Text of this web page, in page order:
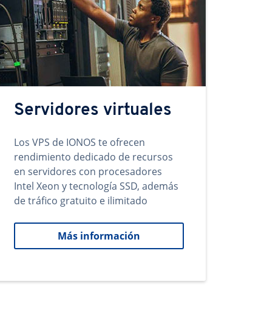
Servidores virtuales
Los VPS de IONOS te ofrecen
rendimiento dedicado de recursos
en servidores con procesadores
Intel Xeon y tecnología SSD, además
de tráfico gratuito e ilimitado
Más información